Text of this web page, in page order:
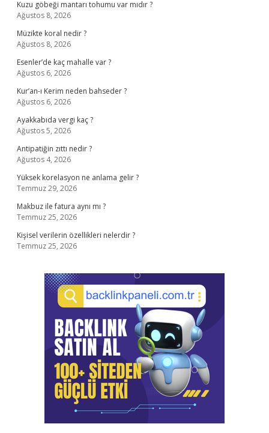
Kuzu göbeği mantarı tohumu var mıdır ?
Ağustos 8, 2026
Müzikte koral nedir ?
Ağustos 8, 2026
Esenler’de kaç mahalle var ?
Ağustos 6, 2026
Kur’an-ı Kerim neden bahseder ?
Ağustos 6, 2026
Ayakkabıda vergi kaç ?
Ağustos 5, 2026
Antipatiğin zıttı nedir ?
Ağustos 4, 2026
Yüksek korelasyon ne anlama gelir ?
Temmuz 29, 2026
Makbuz ile fatura aynı mı ?
Temmuz 25, 2026
Kişisel verilerin özellikleri nelerdir ?
Temmuz 25, 2026